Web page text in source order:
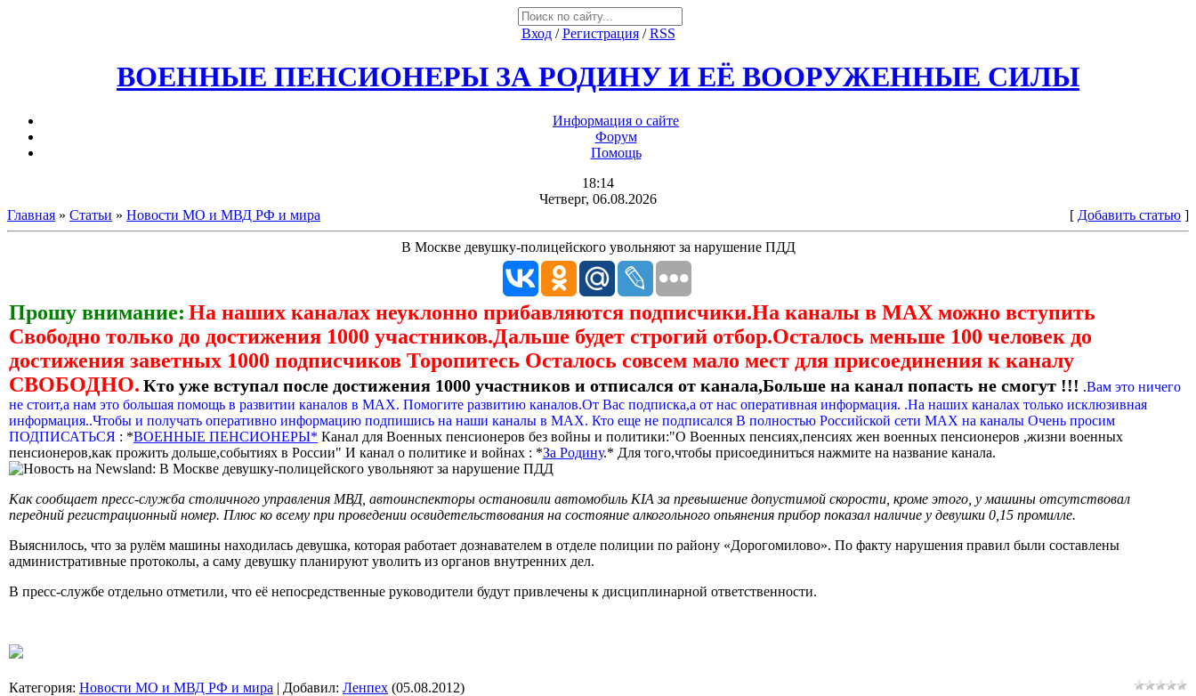
Вход/Регистрация/RSS
ВОЕННЫЕ ПЕНСИОНЕРЫ ЗА РОДИНУ И ЕЁ ВООРУЖЕННЫЕ СИЛЫ
Информация о сайте
Форум
Помощь
18:14
Четверг, 06.08.2026
Главная » Статьи » Новости МО и МВД РФ и мира [ Добавить статью ]
В Москве девушку-полицейского увольняют за нарушение ПДД
Прошу внимание: На наших каналах неуклонно прибавляются подписчики.На каналы в МАХ можно вступить
Свободно только до достижения 1000 участников.Дальше будет строгий отбор.Осталось меньше 100 человек до
достижения заветных 1000 подписчиков Торопитесь Осталось совсем мало мест для присоединения к каналу
СВОБОДНО. Кто уже вступал после достижения 1000 участников и отписался от канала,Больше на канал попасть не смогут !!! .Вам это ничего
не стоит,а нам это большая помощь в развитии каналов в МАХ. Помогите развитию каналов.От Вас подписка,а от нас оперативная информация. .На наших каналах только исклюзивная
информация..Чтобы и получать оперативно информацию подпишись на наши каналы в МАХ. Кто еще не подписался В полностью Российской сети МАХ на каналы Очень просим
ПОДПИСАТЬСЯ : *ВОЕННЫЕ ПЕНСИОНЕРЫ* Канал для Военных пенсионеров без войны и политики:"О Военных пенсиях,пенсиях жен военных пенсионеров ,жизни военных
пенсионеров,как прожить дольше,событиях в России" И канал о политике и войнах : *За Родину.* Для того,чтобы присоединиться нажмите на название канала.
Как сообщает пресс-служба столичного управления МВД, автоинспекторы остановили автомобиль KIA за превышение допустимой скорости, кроме этого, у машины отсутствовал
передний регистрационный номер. Плюс ко всему при проведении освидетельствования на состояние алкогольного опьянения прибор показал наличие у девушки 0,15 промилле.
Выяснилось, что за рулём машины находилась девушка, которая работает дознавателем в отделе полиции по району «Дорогомилово». По факту нарушения правил были составлены
административные протоколы, а саму девушку планируют уволить из органов внутренних дел.
В пресс-службе отдельно отметили, что её непосредственные руководители будут привлечены к дисциплинарной ответственности.
Категория: Новости МО и МВД РФ и мира | Добавил: Ленпех (05.08.2012)